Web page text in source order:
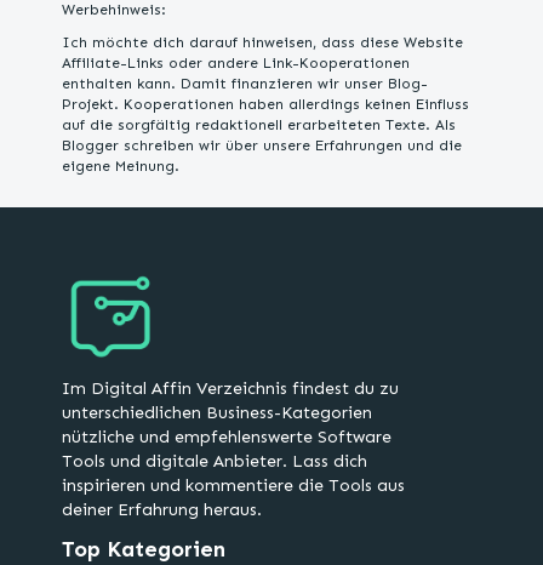
Werbehinweis:
Ich möchte dich darauf hinweisen, dass diese Website
Affiliate-Links oder andere Link-Kooperationen
enthalten kann. Damit finanzieren wir unser Blog-
Projekt. Kooperationen haben allerdings keinen Einfluss
auf die sorgfältig redaktionell erarbeiteten Texte. Als
Blogger schreiben wir über unsere Erfahrungen und die
eigene Meinung.
Im Digital Affin Verzeichnis findest du zu
unterschiedlichen Business-Kategorien
nützliche und empfehlenswerte Software
Tools und digitale Anbieter. Lass dich
inspirieren und kommentiere die Tools aus
deiner Erfahrung heraus.
Top Kategorien